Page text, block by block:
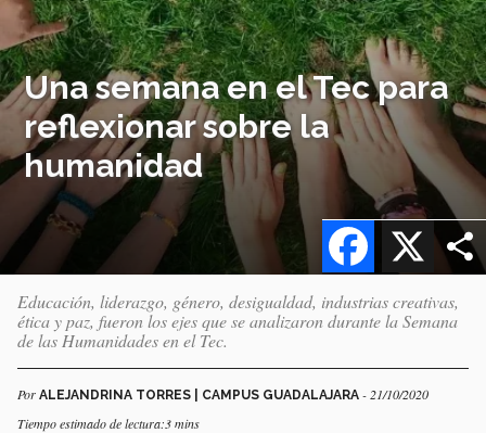
Una semana en el Tec para
reflexionar sobre la
humanidad
X
Facebook
Educación, liderazgo, género, desigualdad, industrias creativas,
ética y paz, fueron los ejes que se analizaron durante la Semana
de las Humanidades en el Tec.
Por ALEJANDRINA TORRES | CAMPUS GUADALAJARA - 21/10/2020
Tiempo estimado de lectura:3 mins